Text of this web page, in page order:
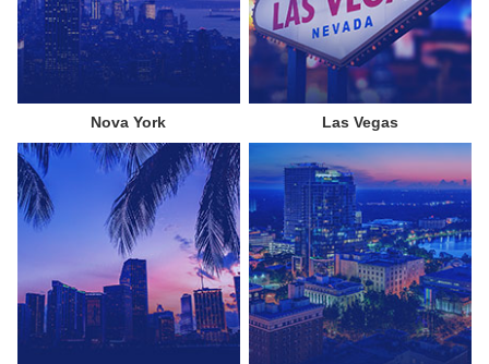
Nova York Las Vegas